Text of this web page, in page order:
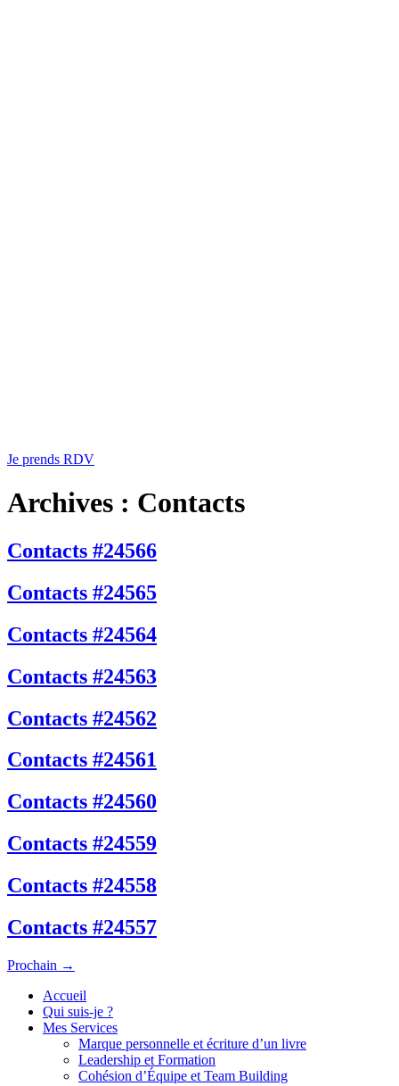
Je prends RDV
Archives : Contacts
Contacts #24566
Contacts #24565
Contacts #24564
Contacts #24563
Contacts #24562
Contacts #24561
Contacts #24560
Contacts #24559
Contacts #24558
Contacts #24557
Prochain →
Accueil
Qui suis-je ?
Mes Services
Marque personnelle et écriture d’un livre
Leadership et Formation
Cohésion d’Équipe et Team Building